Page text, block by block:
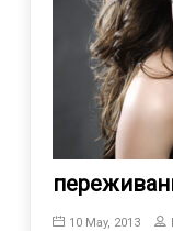
10 May, 2013